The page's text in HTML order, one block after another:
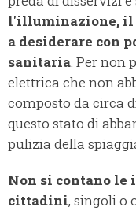
l'illuminazione, il
a desiderare con
sanitaria. Per non
elettrica che non
composto da circa
questo stato di
pulizia della
Non si contano
cittadini, singoli o